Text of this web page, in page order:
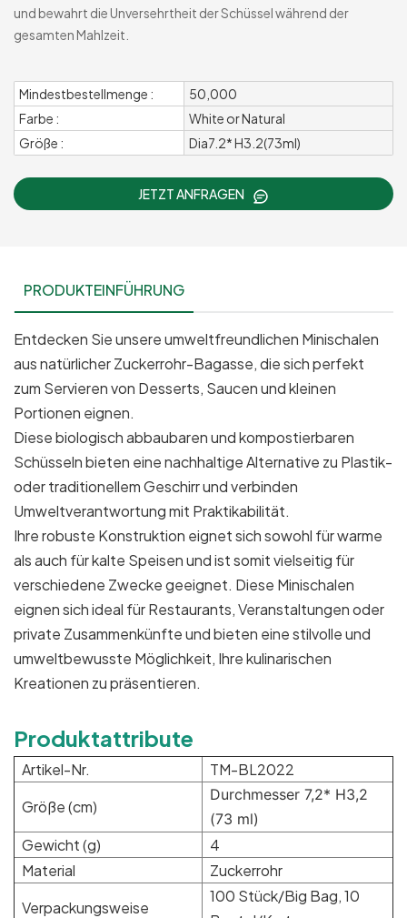
und bewahrt die Unversehrtheit der Schüssel während der
gesamten Mahlzeit.
Mindestbestellmenge :
50,000
Farbe :
White or Natural
Größe :
Dia7.2* H3.2(73ml)
JETZT ANFRAGEN
PRODUKTEINFÜHRUNG
Entdecken Sie unsere umweltfreundlichen Minischalen
aus natürlicher Zuckerrohr-Bagasse, die sich perfekt
zum Servieren von Desserts, Saucen und kleinen
Portionen eignen.
Diese biologisch abbaubaren und kompostierbaren
Schüsseln bieten eine nachhaltige Alternative zu Plastik-
oder traditionellem Geschirr und verbinden
Umweltverantwortung mit Praktikabilität.
Ihre robuste Konstruktion eignet sich sowohl für warme
als auch für kalte Speisen und ist somit vielseitig für
verschiedene Zwecke geeignet. Diese Minischalen
eignen sich ideal für Restaurants, Veranstaltungen oder
private Zusammenkünfte und bieten eine stilvolle und
umweltbewusste Möglichkeit, Ihre kulinarischen
Kreationen zu präsentieren.
Produktattribute
Artikel-Nr.
TM-BL2022
Größe (cm)
Durchmesser 7,2* H3,2
(73 ml)
Gewicht (g)
4
Material
Zuckerrohr
Verpackungsweise
100 Stück/Big Bag, 10